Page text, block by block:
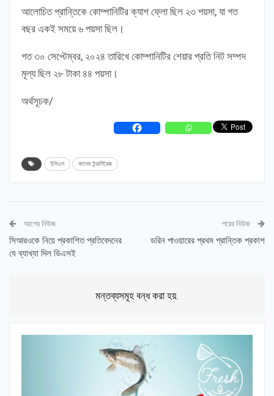
আলোচিত প্রান্তিকে কোম্পানিটির ক্যাশ ফ্লো ছিল ২৩ পয়সা, যা গত
বছর একই সময়ে ৬ পয়সা ছিল।
গত ৩০ সেপ্টেম্বর, ২০২৪ তারিখে কোম্পানিটির শেয়ার প্রতি নিট সম্পদ
মূল্য ছিল ২৮ টাকা ৪৪ পয়সা।
অর্থসূচক/
ইপিএস কাসেম ইন্ডাস্ট্রিজ
আগের নিউজ
সিআরওকে নিয়ে প্রকাশিত প্রতিবেদনের
যে ব্যাখ্যা দিল ডিএসই
পরের নিউজ
ডরিন পাওয়ারের প্রথম প্রান্তিক প্রকাশ
মন্তব্যসমূহ বন্ধ করা হয়.